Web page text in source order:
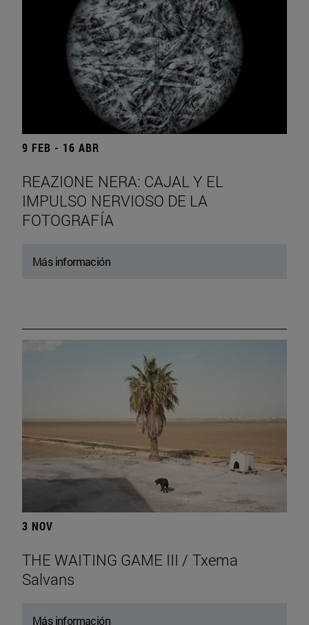
9 FEB - 16 ABR
REAZIONE NERA: CAJAL Y EL
IMPULSO NERVIOSO DE LA
FOTOGRAFÍA
Más información
3 NOV
THE WAITING GAME III / Txema
Salvans
Más información